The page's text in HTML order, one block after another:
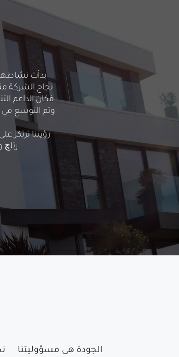
فكان الداعم
رؤيتنا
الجودة هى مسؤوليتنا